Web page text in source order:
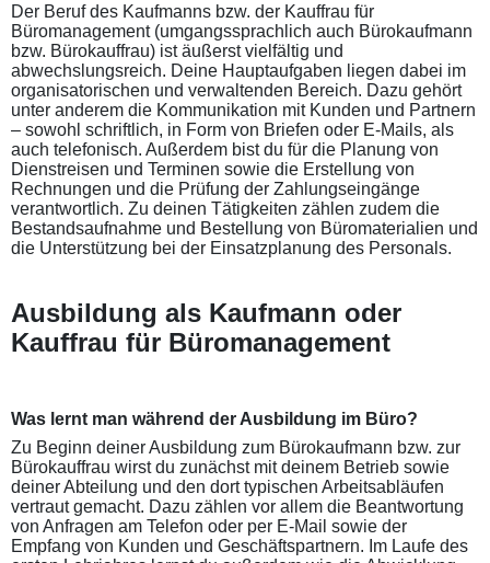
Der Beruf des Kaufmanns bzw. der Kauffrau für
Büromanagement (umgangssprachlich auch Bürokaufmann
bzw. Bürokauffrau) ist äußerst vielfältig und
abwechslungsreich. Deine Hauptaufgaben liegen dabei im
organisatorischen und verwaltenden Bereich. Dazu gehört
unter anderem die Kommunikation mit Kunden und Partnern
– sowohl schriftlich, in Form von Briefen oder E-Mails, als
auch telefonisch. Außerdem bist du für die Planung von
Dienstreisen und Terminen sowie die Erstellung von
Rechnungen und die Prüfung der Zahlungseingänge
verantwortlich. Zu deinen Tätigkeiten zählen zudem die
Bestandsaufnahme und Bestellung von Büromaterialien und
die Unterstützung bei der Einsatzplanung des Personals.
Ausbildung als Kaufmann oder
Kauffrau für Büromanagement
Was lernt man während der Ausbildung im Büro?
Zu Beginn deiner Ausbildung zum Bürokaufmann bzw. zur
Bürokauffrau wirst du zunächst mit deinem Betrieb sowie
deiner Abteilung und den dort typischen Arbeitsabläufen
vertraut gemacht. Dazu zählen vor allem die Beantwortung
von Anfragen am Telefon oder per E-Mail sowie der
Empfang von Kunden und Geschäftspartnern. Im Laufe des